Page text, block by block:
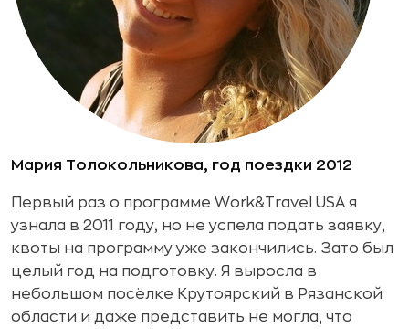
Мария Толокольникова, год поездки 2012
Первый раз о программе Work&Travel USA я
узнала в 2011 году, но не успела подать заявку,
квоты на программу уже закончились. Зато был
целый год на подготовку. Я выросла в
небольшом посёлке Крутоярский в Рязанской
области и даже представить не могла, что